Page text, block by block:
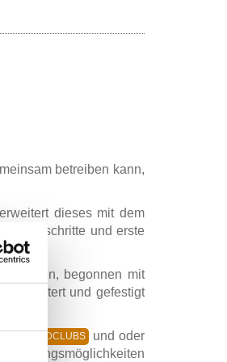
betreiben kann,
dieses mit dem
Grundschritte und erste
begonnen mit
erweitert und gefestigt
, JUGENDCLUBS und oder
Führungsmöglichkeiten